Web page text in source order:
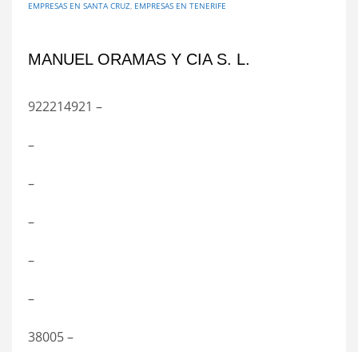
EMPRESAS EN SANTA CRUZ, EMPRESAS EN TENERIFE
MANUEL ORAMAS Y CIA S. L.
922214921 –
–
–
–
–
–
38005 –